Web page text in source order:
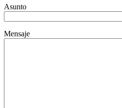
Asunto
Mensaje